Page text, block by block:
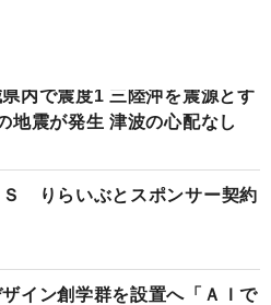
県内で震度1 三陸沖を震源とす
地震が発生 津波の心配なし
Ｓ りらいぶとスポンサー契約
イン創学群を設置へ「ＡＩで